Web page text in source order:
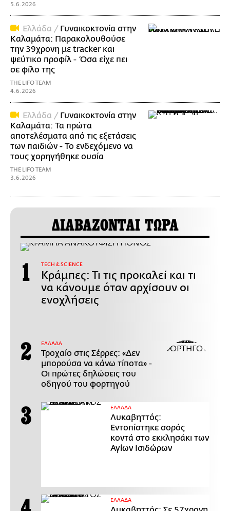
5.6.2026
Ελλάδα / Γυναικοκτονία στην
Καλαμάτα: Παρακολουθούσε
την 39χρονη με tracker και
ψεύτικο προφίλ - Όσα είχε πει
σε φίλο της
THE LIFO TEAM
4.6.2026
Ελλάδα / Γυναικοκτονία στην
Καλαμάτα: Τα πρώτα
αποτελέσματα από τις εξετάσεις
των παιδιών - Το ενδεχόμενο να
τους χορηγήθηκε ουσία
THE LIFO TEAM
3.6.2026
ΔΙΑΒΑΖΟΝΤΑΙ ΤΩΡΑ
ΤECH & SCIENCE
Κράμπες: Τι τις προκαλεί και τι
να κάνουμε όταν αρχίσουν οι
ενοχλήσεις
ΕΛΛΑΔΑ
Τροχαίο στις Σέρρες: «Δεν
μπορούσα να κάνω τίποτα» -
Οι πρώτες δηλώσεις του
οδηγού του φορτηγού
ΕΛΛΑΔΑ
Λυκαβηττός:
Εντοπίστηκε σορός
κοντά στο εκκλησάκι των
Αγίων Ισιδώρων
ΕΛΛΑΔΑ